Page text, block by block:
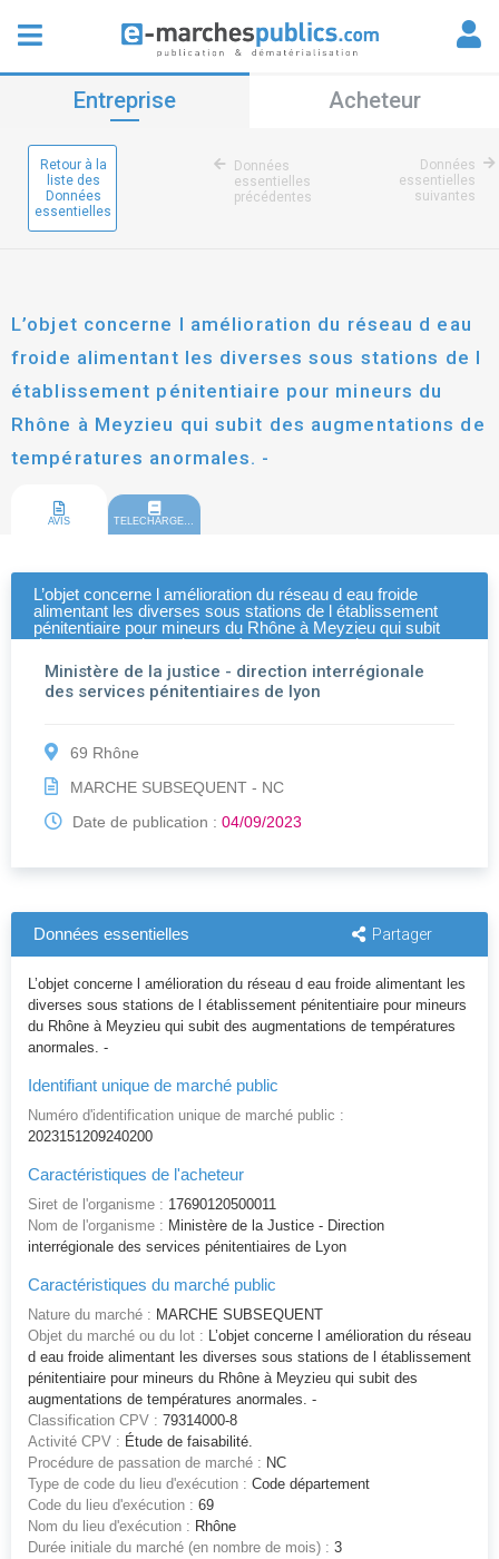
Entreprise Acheteur
Retour à la
liste des
Données
essentielles
Données
essentielles
précédentes
Données
essentielles
suivantes
L’objet concerne l amélioration du réseau d eau
froide alimentant les diverses sous stations de l
établissement pénitentiaire pour mineurs du
Rhône à Meyzieu qui subit des augmentations de
températures anormales. -
AVIS TELECHARGEMENT
L’objet concerne l amélioration du réseau d eau froide
alimentant les diverses sous stations de l établissement
pénitentiaire pour mineurs du Rhône à Meyzieu qui subit
des augmentations de températures anormales. -
Ministère de la justice - direction interrégionale
des services pénitentiaires de lyon
69 Rhône
MARCHE SUBSEQUENT - NC
Date de publication : 04/09/2023
Données essentielles Partager
L’objet concerne l amélioration du réseau d eau froide alimentant les
diverses sous stations de l établissement pénitentiaire pour mineurs
du Rhône à Meyzieu qui subit des augmentations de températures
anormales. -
Identifiant unique de marché public
Numéro d'identification unique de marché public :
2023151209240200
Caractéristiques de l'acheteur
Siret de l'organisme : 17690120500011
Nom de l'organisme : Ministère de la Justice - Direction
interrégionale des services pénitentiaires de Lyon
Caractéristiques du marché public
Nature du marché : MARCHE SUBSEQUENT
Objet du marché ou du lot : L’objet concerne l amélioration du réseau
d eau froide alimentant les diverses sous stations de l établissement
pénitentiaire pour mineurs du Rhône à Meyzieu qui subit des
augmentations de températures anormales. -
Classification CPV : 79314000-8
Activité CPV : Étude de faisabilité.
Procédure de passation de marché : NC
Type de code du lieu d'exécution : Code département
Code du lieu d'exécution : 69
Nom du lieu d'exécution : Rhône
Durée initiale du marché (en nombre de mois) : 3